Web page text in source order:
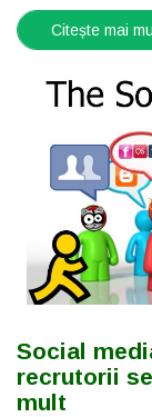
Citește mai
Social
recrutorii
mult